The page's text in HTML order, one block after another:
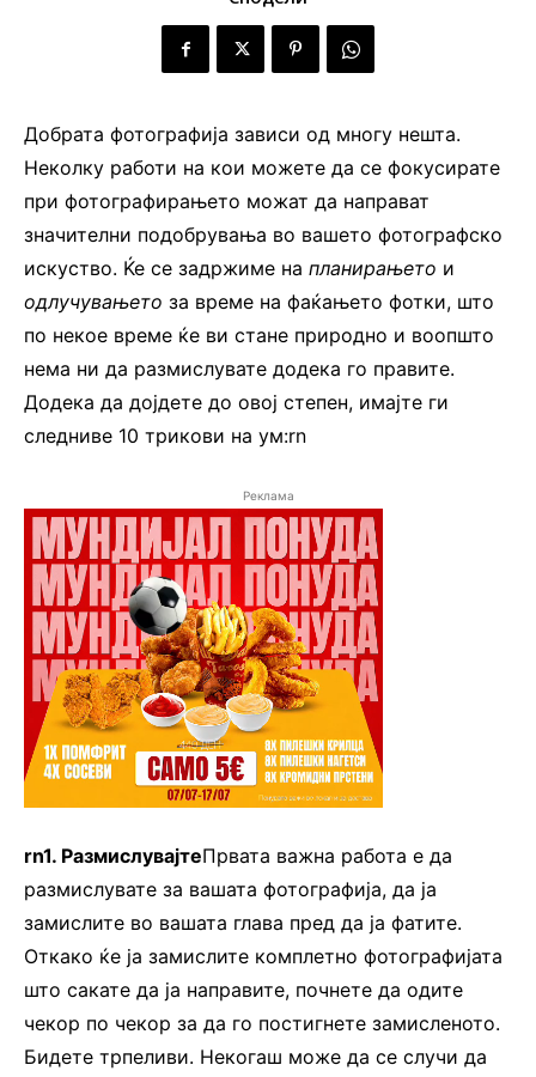
Добрата фотографија зависи од многу нешта.
Неколку работи на кои можете да се фокусирате
при фотографирањето можат да направат
значителни подобрувања во вашето фотографско
искуство. Ќе се задржиме на планирањето и
одлучувањето за време на фаќањето фотки, што
по некое време ќе ви стане природно и воопшто
нема ни да размислувате додека го правите.
Додека да дојдете до овој степен, имајте ги
следниве 10 трикови на ум:rn
Реклама
rn1. РазмислувајтеПрвата важна работа е да
размислувате за вашата фотографија, да ја
замислите во вашата глава пред да ја фатите.
Откако ќе ја замислите комплетно фотографијата
што сакате да ја направите, почнете да одите
чекор по чекор за да го постигнете замисленото.
Бидете трпеливи. Некогаш може да се случи да